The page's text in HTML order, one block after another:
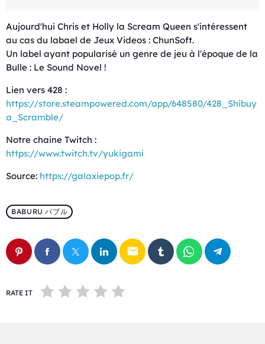
Aujourd'hui Chris et Holly la Scream Queen s'intéressent
au cas du labael de Jeux Videos : ChunSoft.
Un label ayant popularisé un genre de jeu à l'époque de la
Bulle : Le Sound Novel !
Lien vers 428 :
https://store.steampowered.com/app/648580/428_Shibuy
a_Scramble/
Notre chaine Twitch :
https://www.twitch.tv/yukigami
Source: https://galaxiepop.fr/
BABURU バブル
email
RATE IT